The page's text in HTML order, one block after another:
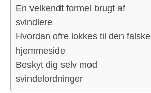
En velkendt formel brugt af
svindlere
Hvordan ofre lokkes til den falske
hjemmeside
Beskyt dig selv mod
svindelordninger